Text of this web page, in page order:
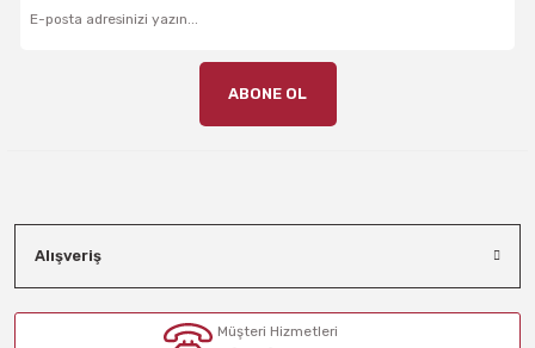
ABONE OL
Alışveriş
Müşteri Hizmetleri